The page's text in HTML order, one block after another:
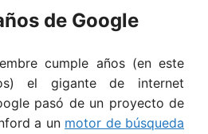
de Google
cumple años (en este
el gigante de internet
pasó de un proyecto de
a un motor de búsqueda